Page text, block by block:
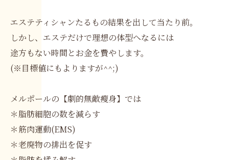
エステティシャンたるもの結果を出して当たり前。
しかし、エステだけで理想の体型へなるには
途方もない時間とお金を費やします。
(※目標値にもよりますが^^;)
メルポールの【劇的無敵瘦身】では
＊脂肪細胞の数を減らす
＊筋肉運動(EMS)
＊老廃物の排出を促す